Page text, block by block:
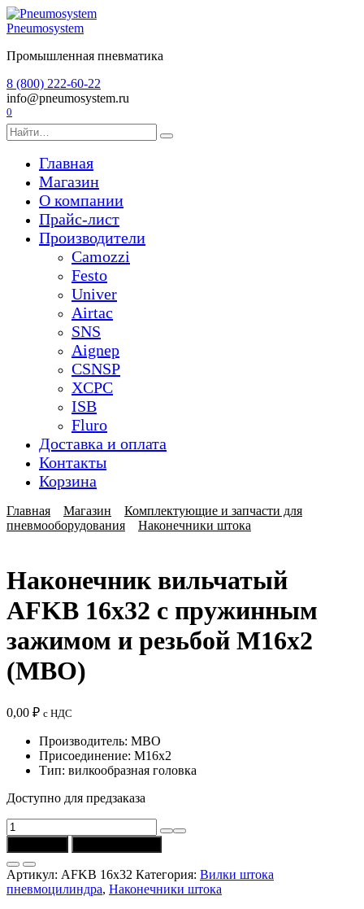
Перейти
к
Pneumosystem
Промышленная пневматика
8 (800) 222-60-22
info@pneumosystem.ru
0
Search
for:
Главная
Магазин
О компании
Прайс-лист
Производители
Camozzi
Festo
Univer
Airtac
SNS
Aignep
CSNSP
XCPC
ISB
Fluro
Доставка и оплата
Контакты
Корзина
Главная Магазин
Комплектующие и запчасти для
пневмооборудования
Наконечники штока
Наконечник вильчатый
AFKB 16x32 с пружинным
зажимом и резьбой M16x2
(MBO)
0,00 ₽ с НДС
Производитель: MBO
Присоединение: М16х2
Тип: вилкообразная головка
Доступно для предзаказа
Количество
товара
Наконечник
вильчатый
AFKB
16x32
Артикул: AFKB 16x32 Категория: Вилки штока
пневмоцилиндра, Наконечники штока